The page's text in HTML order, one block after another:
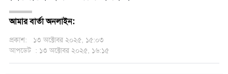
আমার বার্তা অনলাইন:
প্রকাশ:
১৩ অক্টোবর ২০২৫, ১৫:০৩
আপডেট : ১৩ অক্টোবর ২০২৫, ১৬:১৫